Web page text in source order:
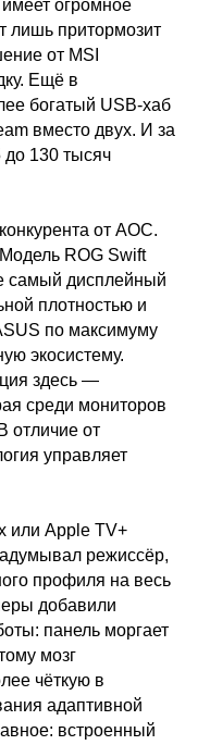
огромное
лишь притормозит
от MSI
Ещё в
богатый USB-хаб
вместо двух. И за
до 130 тысяч
от AOC.
ROG Swift
самый дисплейный
плотностью и
по максимуму
экосистему.
здесь —
среди мониторов
отличие от
управляет
или Apple TV+
режиссёр,
профиля на весь
добавили
панель моргает
мозг
чёткую в
адаптивной
встроенный